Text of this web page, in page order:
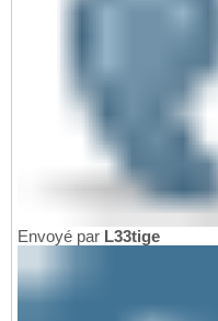
Envoyé par L33tige